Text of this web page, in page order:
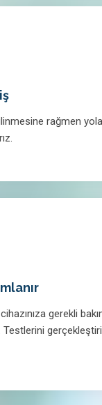
rağmen
gerekli
Testlerini